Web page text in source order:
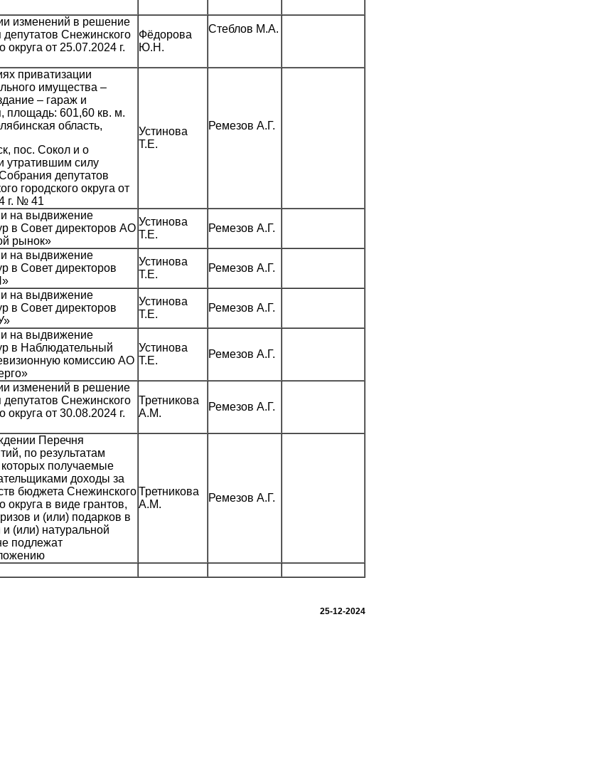
изменений в решение
Снежинского
округа от 25.07.2024 г.
Фёдорова
Ю.Н.
Стеблов М.А.
приватизации
имущества –
– гараж и
площадь: 601,60 кв. м.
область,
пос. Сокол и о
утратившим силу
депутатов
городского округа от
г. № 41
Устинова
Т.Е.
Ремезов А.Г.
на выдвижение
в Совет директоров АО
рынок»
Устинова
Т.Е.
Ремезов А.Г.
на выдвижение
в Совет директоров
Устинова
Т.Е.
Ремезов А.Г.
на выдвижение
в Совет директоров
Устинова
Т.Е.
Ремезов А.Г.
на выдвижение
в Наблюдательный
комиссию АО
Устинова
Т.Е.
Ремезов А.Г.
изменений в решение
Снежинского
округа от 30.08.2024 г.
Третникова
А.М.
Ремезов А.Г.
Перечня
по результатам
которых получаемые
доходы за
бюджета Снежинского
округа в виде грантов,
и (или) подарков в
(или) натуральной
подлежат
Третникова
А.М.
Ремезов А.Г.
25-12-2024